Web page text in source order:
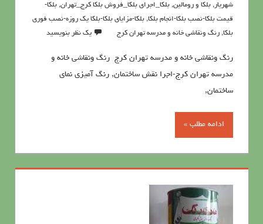
شهریار , بلکا و رومالین, بلکا_اجرای بلکا_فروش بلکا کرج_تهران, بلکا-
قیمت بلکا-نصب بلکا-انجام بلکا, بلکا-مزایای بلکا-بلکا یک روزه-نصب فوری
بلکا, رنگ ونقاشي خانه و مدرسه تهران کرج یک نظر بنویسید
رنگ ونقاشي خانه و مدرسه تهران کرج رنگ ونقاشي خانه و
مدرسه تهران کرج-اجرا نقش ساختمان, رنگ آمیزی نمای
ساختمان,
ادامه مطلب »